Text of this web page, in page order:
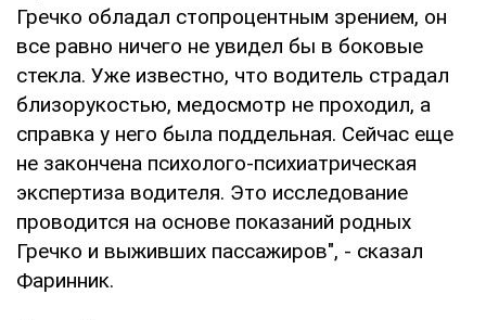
Гречко обладал стопроцентным зрением, он
все равно ничего не увидел бы в боковые
стекла. Уже известно, что водитель страдал
близорукостью, медосмотр не проходил, а
справка у него была поддельная. Сейчас еще
не закончена психолого-психиатрическая
экспертиза водителя. Это исследование
проводится на основе показаний родных
Гречко и выживших пассажиров", - сказал
Фаринник.